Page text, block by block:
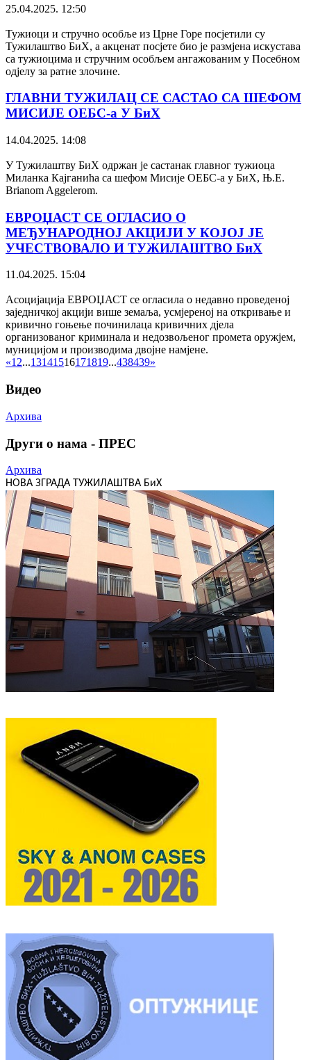
25.04.2025. 12:50
Тужиоци и стручно особље из Црне Горе посјетили су
Тужилаштво БиХ, а акценат посјете био је размјена искустава
са тужиоцима и стручним особљем ангажованим у Посебном
одјелу за ратне злочине.
ГЛАВНИ ТУЖИЛАЦ СЕ САСТАО СА ШЕФОМ
МИСИЈЕ ОЕБС-а У БиХ
14.04.2025. 14:08
У Тужилаштву БиХ одржан је састанак главног тужиоца
Миланка Кајганића са шефом Мисије ОЕБС-а у БиХ, Њ.Е.
Brianom Aggelerom.
ЕВРОЏАСТ СЕ ОГЛАСИО О
МЕЂУНАРОДНОЈ АКЦИЈИ У КОЈОЈ ЈЕ
УЧЕСТВОВАЛО И ТУЖИЛАШТВО БиХ
11.04.2025. 15:04
Асоцијација ЕВРОЏАСТ се огласила о недавно проведеној
заједничкој акцији више земаља, усмјереној на откривање и
кривично гоњење починилаца кривичних дјела
организованог криминала и недозвољеног промета оружјем,
муницијом и производима двојне намјене.
«12...13141516171819...438439»
Видео
Архива
Други о нама - ПРЕС
Архива
НОВА ЗГРАДА ТУЖИЛАШТВА БиХ